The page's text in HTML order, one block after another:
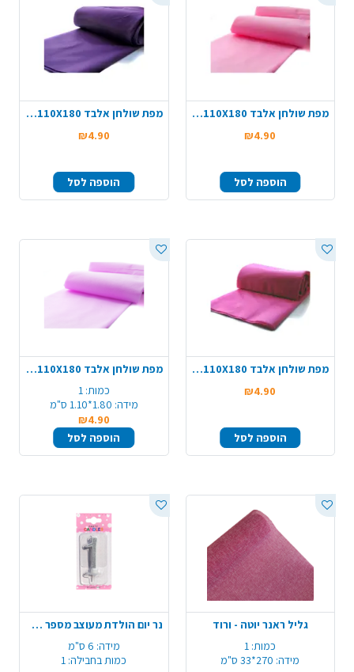
מפת שולחן אלבד 110X180 - ורוד בייבי
₪4.90
הוספה לסל
מפת שולחן אלבד 110X180 - סגול כהה
₪4.90
הוספה לסל
מפת שולחן אלבד 110X180 - ורוד פוקסיה
₪4.90
הוספה לסל
מפת שולחן אלבד 110X180 - סגול לילך
כמות: 1
מידה: 1.80*1.10 ס"מ
₪4.90
הוספה לסל
גליל ראנר יוטה - ורוד
כמות: 1
מידה: 270*33 ס"מ
נר יום הולדת מעוצב מספר 1 - כסף
מידה: 6 ס"מ
כמות בחבילה: 1